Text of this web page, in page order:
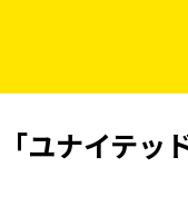
「ユナイテ